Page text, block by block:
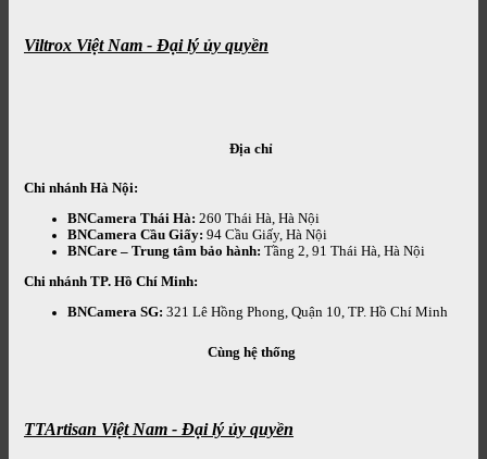
Viltrox Việt Nam - Đại lý ủy quyền
Địa chỉ
Chi nhánh Hà Nội:
BNCamera Thái Hà: 260 Thái Hà, Hà Nội
BNCamera Cầu Giấy: 94 Cầu Giấy, Hà Nội
BNCare – Trung tâm bảo hành: Tầng 2, 91 Thái Hà, Hà Nội
Chi nhánh TP. Hồ Chí Minh:
BNCamera SG: 321 Lê Hồng Phong, Quận 10, TP. Hồ Chí Minh
Cùng hệ thống
TTArtisan Việt Nam - Đại lý ủy quyền